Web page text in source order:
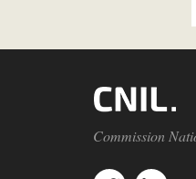
Commission